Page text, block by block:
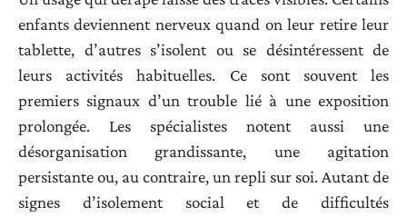
enfants deviennent nerveux quand on leur retire leur
tablette, d’autres s’isolent ou se désintéressent de
leurs activités habituelles. Ce sont souvent les
premiers signaux d’un trouble lié à une exposition
prolongée. Les spécialistes notent aussi une
désorganisation grandissante, une agitation
persistante ou, au contraire, un repli sur soi. Autant de
signes d’isolement social et de difficultés